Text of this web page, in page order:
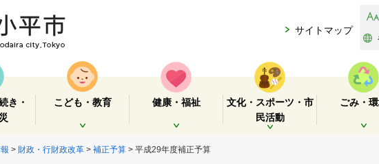
サイトマップ
き・
こども・教育
開く
健康・福祉
開く
文化・スポーツ・市
民活動
ごみ・
> 財政・行財政改革 > 補正予算 > 平成29年度補正予算